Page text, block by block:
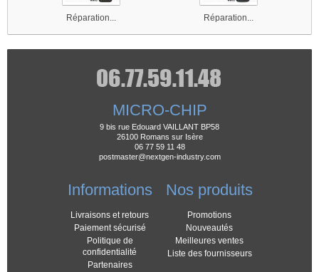
Réparation... Réparation...
MICRO-CHIP
9 bis rue Edouard VAILLANT BP58
26100 Romans sur Isère
06 77 59 11 48
postmaster@nextgen-industry.com
Informations
Livraisons et retours
Paiement sécurisé
Politique de
confidentialité
Partenaires
Nos produits
Promotions
Nouveautés
Meilleures ventes
Liste des fournisseurs